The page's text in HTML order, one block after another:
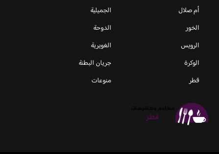
أم صلال
الجميلية
الخور
الدوحة
الرويس
الغويرية
الوكرة
جريان البطنة
قطر
منوعات